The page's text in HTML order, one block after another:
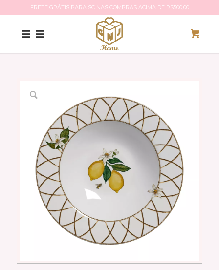
FRETE GRÁTIS PARA SC NAS COMPRAS ACIMA DE R$500,00